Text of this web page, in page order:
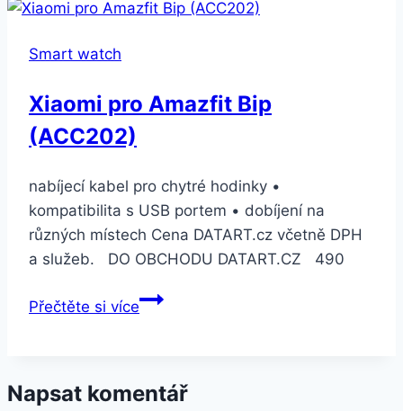
(09015)
Smart watch
Xiaomi pro Amazfit Bip
(ACC202)
nabíjecí kabel pro chytré hodinky •
kompatibilita s USB portem • dobíjení na
různých místech Cena DATART.cz včetně DPH
a služeb. DO OBCHODU DATART.CZ 490
Přečtěte si víceXiaomi
(ACC202)
Napsat komentář